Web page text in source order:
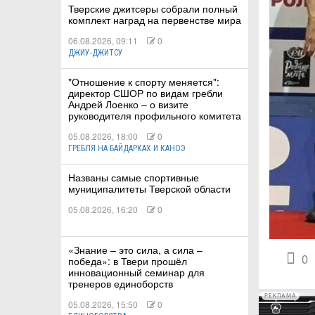
Тверские джитсеры собрали полный
комплект наград на первенстве мира
06.08.2026, 09:11 0
ДЖИУ-ДЖИТСУ
"Отношение к спорту меняется":
директор СШОР по видам гребли
Андрей Лоенко – о визите
руководителя профильного комитета
05.08.2026, 18:00 0
ГРЕБЛЯ НА БАЙДАРКАХ И КАНОЭ
Названы самые спортивные
муниципалитеты Тверской области
05.08.2026, 16:20 0
«Знание – это сила, а сила –
победа»: в Твери прошёл
инновационный семинар для
тренеров единоборств
05.08.2026, 15:50 0
0
РЕКЛАМА